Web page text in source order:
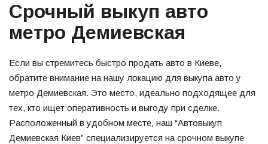
Срочный выкуп авто
метро Демиевская
Если вы стремитесь быстро продать авто в Киеве,
обратите внимание на нашу локацию для выкупа авто у
метро Демиевская. Это место, идеально подходящее для
тех, кто ищет оперативность и выгоду при сделке.
Расположенный в удобном месте, наш “Автовыкуп
Демиевская Киев” специализируется на срочном выкупе